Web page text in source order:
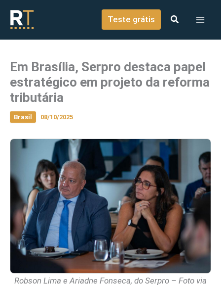
conteúdo
Teste grátis
Em Brasília, Serpro destaca papel
estratégico em projeto da reforma
tributária
Brasil 08/10/2025
Robson Lima e Ariadne Fonseca, do Serpro – Foto via